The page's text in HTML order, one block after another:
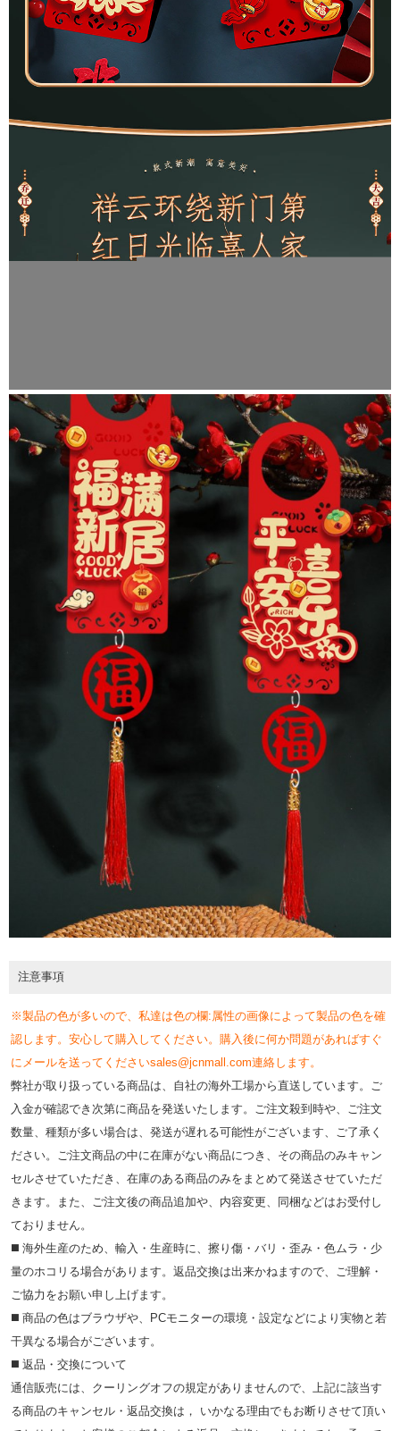
注意事項
※製品の色が多いので、私達は色の欄:属性の画像によって製品の色を確
認します。安心して購入してください。購入後に何か問題があればすぐ
にメールを送ってくださいsales@jcnmall.com連絡します。
弊社が取り扱っている商品は、自社の海外工場から直送しています。ご
入金が確認でき次第に商品を発送いたします。ご注文殺到時や、ご注文
数量、種類が多い場合は、発送が遅れる可能性がございます、ご了承く
ださい。ご注文商品の中に在庫がない商品につき、その商品のみキャン
セルさせていただき、在庫のある商品のみをまとめて発送させていただ
きます。また、ご注文後の商品追加や、内容変更、同梱などはお受付し
ておりません。
◼️ 海外⽣産のため、輸⼊・⽣産時に、擦り傷・バリ・歪み・色ムラ・少
量のホコリる場合があります。返品交換は出来かねますので、ご理解・
ご協⼒をお願い申し上げます。
◼️ 商品の⾊はブラウザや、PCモニターの環境・設定などにより実物と若
⼲異なる場合がございます。
◼️ 返品・交換について
通信販売には、クーリングオフの規定がありませんので、上記に該当す
る商品のキャンセル・返品交換は， いかなる理由でもお断りさせて頂い